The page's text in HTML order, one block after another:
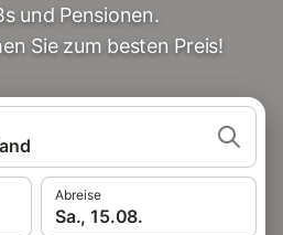
und Pensionen.
Sie zum besten Preis!
Abreise
Sa., 15.08.